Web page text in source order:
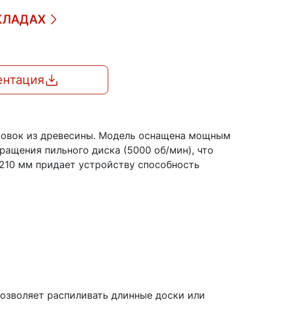
из древесины. Модель оснащена мощным
пильного диска (5000 об/мин), что
мм придает устройству способность
распиливать длинные доски или